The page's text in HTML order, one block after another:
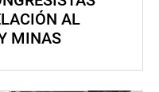
AL
MINAS